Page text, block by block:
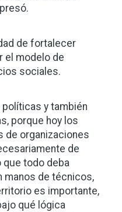
de fortalecer
el modelo de
sociales.
políticas y también
porque hoy los
de organizaciones
de
todo deba
manos de técnicos,
es importante,
qué lógica